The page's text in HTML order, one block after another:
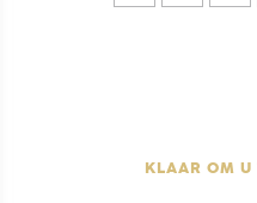
KLAAR OM U